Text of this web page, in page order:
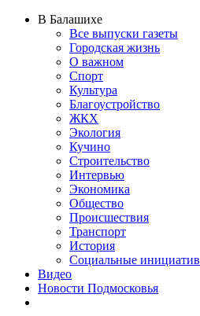
В Балашихе
Все выпуски газеты
Городская жизнь
О важном
Спорт
Культура
Благоустройство
ЖКХ
Экология
Кучино
Строительство
Интервью
Экономика
Общество
Происшествия
Транспорт
История
Социальные
Видео
Новости Подмосковья